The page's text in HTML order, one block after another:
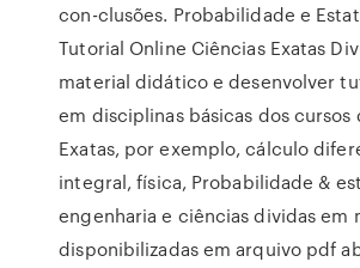
con-clusões. Probabilidade e
Tutorial Online Ciências Exatas
material didático e desenvolver
em disciplinas básicas dos cursos
Exatas, por exemplo, cálculo
integral, física, Probabilidade &
engenharia e ciências dividas em
disponibilizadas em arquivo pdf